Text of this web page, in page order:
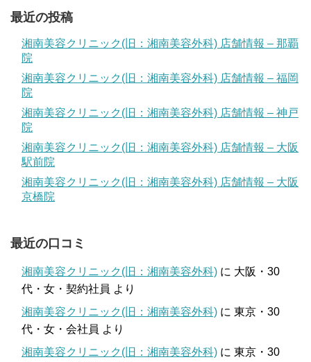
最近の投稿
湘南美容クリニック(旧：湘南美容外科) 店舗情報 – 那覇
院
湘南美容クリニック(旧：湘南美容外科) 店舗情報 – 福岡
院
湘南美容クリニック(旧：湘南美容外科) 店舗情報 – 神戸
院
湘南美容クリニック(旧：湘南美容外科) 店舗情報 – 大阪
駅前院
湘南美容クリニック(旧：湘南美容外科) 店舗情報 – 大阪
京橋院
最近の口コミ
湘南美容クリニック(旧：湘南美容外科) に 大阪・30
代・女・契約社員 より
湘南美容クリニック(旧：湘南美容外科) に 東京・30
代・女・会社員 より
湘南美容クリニック(旧：湘南美容外科) に 東京・30